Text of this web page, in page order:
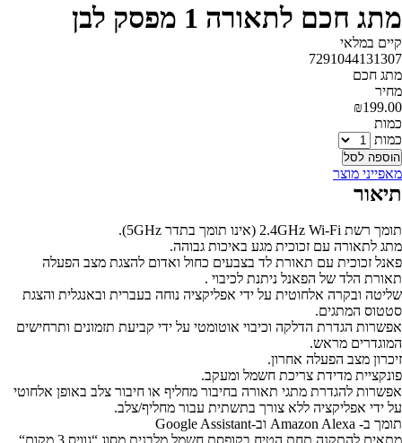
מתג חכם לתאורה 1 מפסק לבן
קיים במלאי‬
7291044131307
מתג חכם
‫מחיר‬
₪199.00
‫כמות‬
כמות
הוספה לסל
מאפייני מוצר
תיאור
תומך רשת 2.4GHz Wi-Fi (אינו תומך בתדר 5GHz).
מתג לתאורה עם זכוכית מגע באיכות גבוהה.
פאנל זכוכית עם תאורת לד בצבעים כחול ואדום להצגת מצב הפעלה
תאורת הלד של הפאנל ניתנת לכיבוי .
שליטה ובקרה אלחוטית על ידי אפליקציה נוחה בעברית ובאנגלית והצגת
סטטוס המתגים.
אפשרות הגדרת הדלקה וכיבוי אוטומטי על ידי קביעת תזמונים ותרחישים
המוגדרים מראש.
זיכרון מצב הפעלה אחרון.
פונקציית מדידת צריכת חשמל ומעקב.
אפשרות להגדרת מתגי תאורה בחיבור מחליף או חיבור צלב באופן אלחוטי
על ידי אפליקציה ללא צורך בתשתית עבור מחליף/צלב.
תומך ב- Amazon Alexa וב-Google Assistant
מתאים להתקנה תחת הטיח בקופסת חשמל מלבנית מסוג “גוויס 3 מקום“